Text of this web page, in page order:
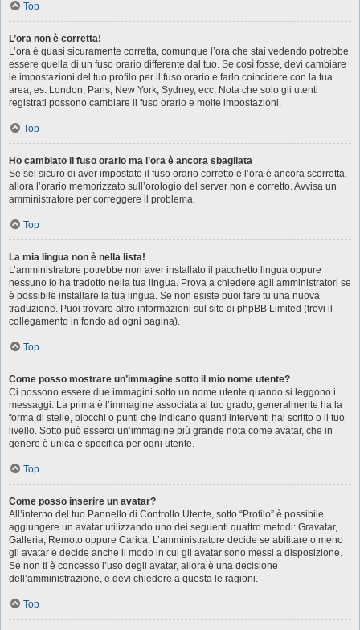
Top
L’ora non è corretta!
L’ora è quasi sicuramente corretta, comunque l’ora che stai vedendo potrebbe
essere quella di un fuso orario differente dal tuo. Se così fosse, devi cambiare
le impostazioni del tuo profilo per il fuso orario e farlo coincidere con la tua
area, es. London, Paris, New York, Sydney, ecc. Nota che solo gli utenti
registrati possono cambiare il fuso orario e molte impostazioni.
Top
Ho cambiato il fuso orario ma l’ora è ancora sbagliata
Se sei sicuro di aver impostato il fuso orario corretto e l’ora è ancora scorretta,
allora l’orario memorizzato sull’orologio del server non è corretto. Avvisa un
amministratore per correggere il problema.
Top
La mia lingua non è nella lista!
L’amministratore potrebbe non aver installato il pacchetto lingua oppure
nessuno lo ha tradotto nella tua lingua. Prova a chiedere agli amministratori se
è possibile installare la tua lingua. Se non esiste puoi fare tu una nuova
traduzione. Puoi trovare altre informazioni sul sito di phpBB Limited (trovi il
collegamento in fondo ad ogni pagina).
Top
Come posso mostrare un’immagine sotto il mio nome utente?
Ci possono essere due immagini sotto un nome utente quando si leggono i
messaggi. La prima è l’immagine associata al tuo grado, generalmente ha la
forma di stelle, blocchi o punti che indicano quanti interventi hai scritto o il tuo
livello. Sotto può esserci un’immagine più grande nota come avatar, che in
genere è unica e specifica per ogni utente.
Top
Come posso inserire un avatar?
All’interno del tuo Pannello di Controllo Utente, sotto “Profilo” è possibile
aggiungere un avatar utilizzando uno dei seguenti quattro metodi: Gravatar,
Galleria, Remoto oppure Carica. L’amministratore decide se abilitare o meno
gli avatar e decide anche il modo in cui gli avatar sono messi a disposizione.
Se non ti è concesso l’uso degli avatar, allora è una decisione
dell’amministrazione, e devi chiedere a questa le ragioni.
Top